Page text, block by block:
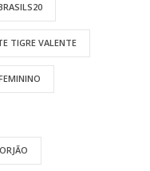
TIGRE VALENTE